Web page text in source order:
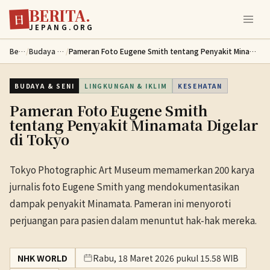
Lewati ke konten utama
日 BERITA.
JEPANG.ORG
Berita/ Budaya & Seni / Pameran Foto Eugene Smith tentang Penyakit Minamata Digelar di Tokyo
BUDAYA & SENI LINGKUNGAN & IKLIM KESEHATAN
Pameran Foto Eugene Smith
tentang Penyakit Minamata Digelar
di Tokyo
Tokyo Photographic Art Museum memamerkan 200 karya
jurnalis foto Eugene Smith yang mendokumentasikan
dampak penyakit Minamata. Pameran ini menyoroti
perjuangan para pasien dalam menuntut hak-hak mereka.
NHK WORLD
Rabu, 18 Maret 2026 pukul 15.58 WIB